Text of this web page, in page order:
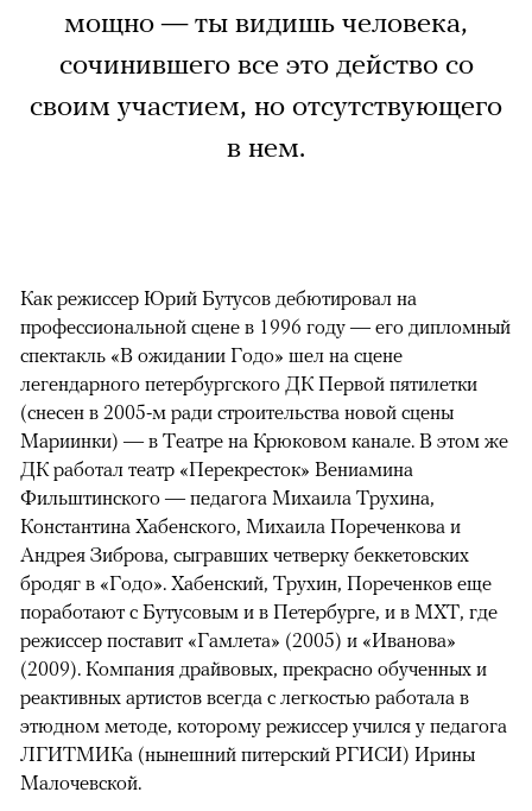
мощно — ты видишь человека,
сочинившего все это действо со
своим участием, но отсутствующего
в нем.
Как режиссер Юрий Бутусов дебютировал на
профессиональной сцене в 1996 году — его дипломный
спектакль «В ожидании Годо» шел на сцене
легендарного петербургского ДК Первой пятилетки
(снесен в 2005-м ради строительства новой сцены
Мариинки) — в Театре на Крюковом канале. В этом же
ДК работал театр «Перекресток» Вениамина
Фильштинского — педагога Михаила Трухина,
Константина Хабенского, Михаила Пореченкова и
Андрея Зиброва, сыгравших четверку беккетовских
бродяг в «Годо». Хабенский, Трухин, Пореченков еще
поработают с Бутусовым и в Петербурге, и в МХТ, где
режиссер поставит «Гамлета» (2005) и «Иванова»
(2009). Компания драйвовых, прекрасно обученных и
реактивных артистов всегда с легкостью работала в
этюдном методе, которому режиссер учился у педагога
ЛГИТМИКа (нынешний питерский РГИСИ) Ирины
Малочевской.